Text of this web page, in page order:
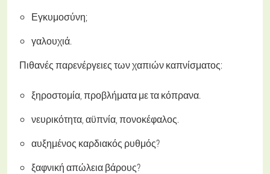
Εγκυμοσύνη;
γαλουχιά.
Πιθανές παρενέργειες των χαπιών καπνίσματος:
ξηροστομία, προβλήματα με τα κόπρανα.
νευρικότητα, αϋπνία, πονοκέφαλος.
αυξημένος καρδιακός ρυθμός?
ξαφνική απώλεια βάρους?